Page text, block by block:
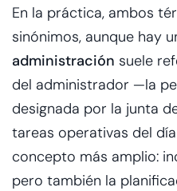
En la práctica, ambos
sinónimos, aunque hay
administración suele
del administrador —la
designada por la junta
tareas operativas del día
concepto más amplio:
pero también la